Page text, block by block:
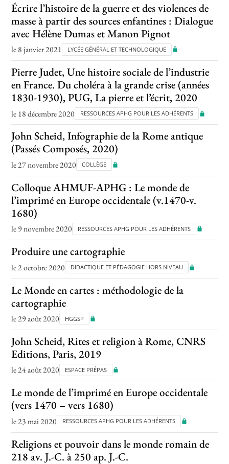
Écrire l’histoire de la guerre et des violences de
masse à partir des sources enfantines : Dialogue
avec Hélène Dumas et Manon Pignot
le 8 janvier 2021 LYCÉE GÉNÉRAL ET TECHNOLOGIQUE
Pierre Judet, Une histoire sociale de l’industrie
en France. Du choléra à la grande crise (années
1830-1930), PUG, La pierre et l’écrit, 2020
le 18 décembre 2020 RESSOURCES APHG POUR LES ADHÉRENTS
John Scheid, Infographie de la Rome antique
(Passés Composés, 2020)
le 27 novembre 2020 COLLÈGE
Colloque AHMUF-APHG : Le monde de
l’imprimé en Europe occidentale (v.1470-v.
1680)
le 9 novembre 2020 RESSOURCES APHG POUR LES ADHÉRENTS
Produire une cartographie
le 2 octobre 2020 DIDACTIQUE ET PÉDAGOGIE HORS NIVEAU
Le Monde en cartes : méthodologie de la
cartographie
le 29 août 2020 HGGSP
John Scheid, Rites et religion à Rome, CNRS
Editions, Paris, 2019
le 24 août 2020 ESPACE PRÉPAS
Le monde de l’imprimé en Europe occidentale
(vers 1470 – vers 1680)
le 23 mai 2020 RESSOURCES APHG POUR LES ADHÉRENTS
Religions et pouvoir dans le monde romain de
218 av. J.-C. à 250 ap. J.-C.